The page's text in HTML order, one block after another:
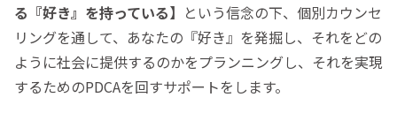
る『好き』を持っている】 という信念の下、個別カウンセ
リングを通して、あなたの『好き』を発掘し、それをどの
ように社会に提供するのかをプランニングし、それを実現
するためのPDCAを回すサポートをします。